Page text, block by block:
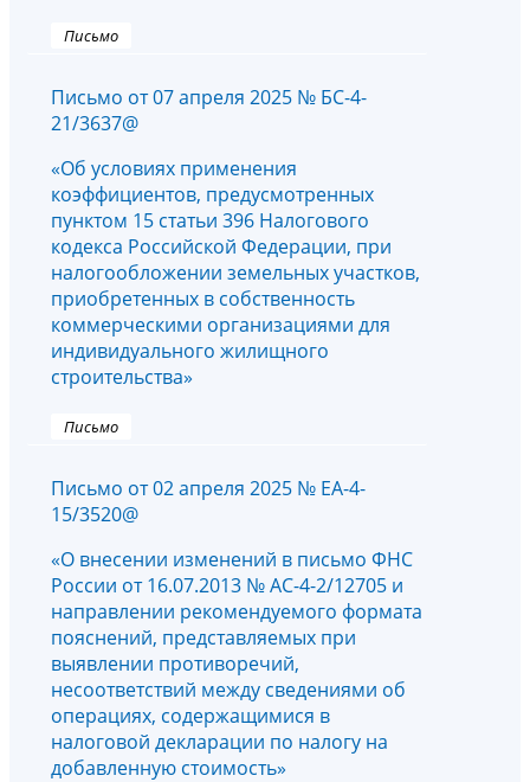
Письмо
Письмо от 07 апреля 2025 № БС-4-
21/3637@
«Об условиях применения
коэффициентов, предусмотренных
пунктом 15 статьи 396 Налогового
кодекса Российской Федерации, при
налогообложении земельных участков,
приобретенных в собственность
коммерческими организациями для
индивидуального жилищного
строительства»
Письмо
Письмо от 02 апреля 2025 № ЕА-4-
15/3520@
«О внесении изменений в письмо ФНС
России от 16.07.2013 № АС-4-2/12705 и
направлении рекомендуемого формата
пояснений, представляемых при
выявлении противоречий,
несоответствий между сведениями об
операциях, содержащимися в
налоговой декларации по налогу на
добавленную стоимость»